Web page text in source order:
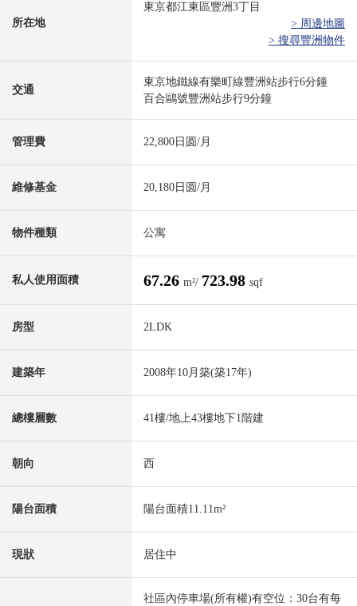
所在地
東京都江東區豐洲3丁目
> 周邊地圖
> 搜尋豐洲物件
交通
東京地鐵線有樂町線豐洲站步行6分鐘
百合鷗號豐洲站步行9分鐘
管理費 22,800日圆/月
維修基金 20,180日圆/月
物件種類 公寓
私人使用面積 67.26 m²/ 723.98 sqf
房型 2LDK
建築年 2008年10月築(築17年)
總樓層數 41樓/地上43樓地下1階建
朝向 西
陽台面積 陽台面積11.11m²
現狀 居住中
社區內停車場(所有權)有空位：30台有每